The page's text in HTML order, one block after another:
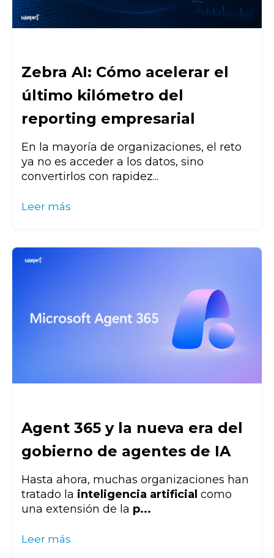
Zebra AI: Cómo acelerar el
último kilómetro del
reporting empresarial
En la mayoría de organizaciones, el reto
ya no es acceder a los datos, sino
convertirlos con rapidez...
Leer más
Agent 365 y la nueva era del
gobierno de agentes de IA
Hasta ahora, muchas organizaciones han
tratado la inteligencia artificial como
una extensión de la p...
Leer más